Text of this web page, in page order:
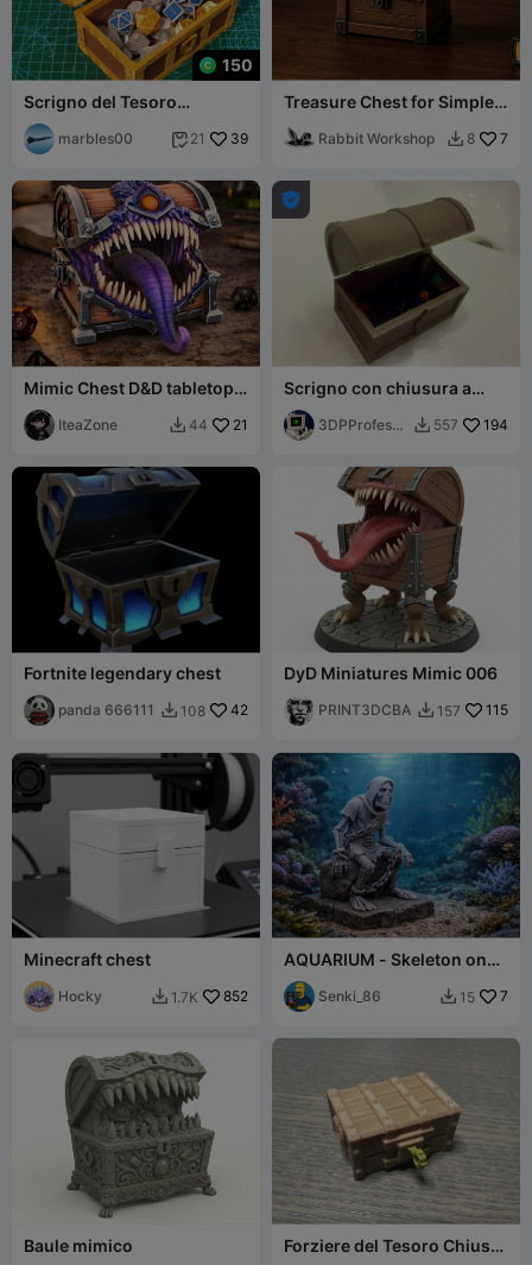
150
Scrigno del Tesoro
[Versione Multicolore]
marbles00  21 39
Treasure Chest for Simple
Rabbit Workshop  8 7
Mimic Chest D&D tabletop
miniature
IteaZone  44 21

Scrigno con chiusura a
cerniera
3DPProfesso
 557 194
Fortnite legendary chest
panda 666111  108 42
DyD Miniatures Mimic 006
PRINT3DCBA  157 115
Minecraft chest
Hocky  1.7K 852
AQUARIUM - Skeleton on
the treasure chest
Senki_86  15 7
Baule mimico
Forziere del Tesoro Chiuso